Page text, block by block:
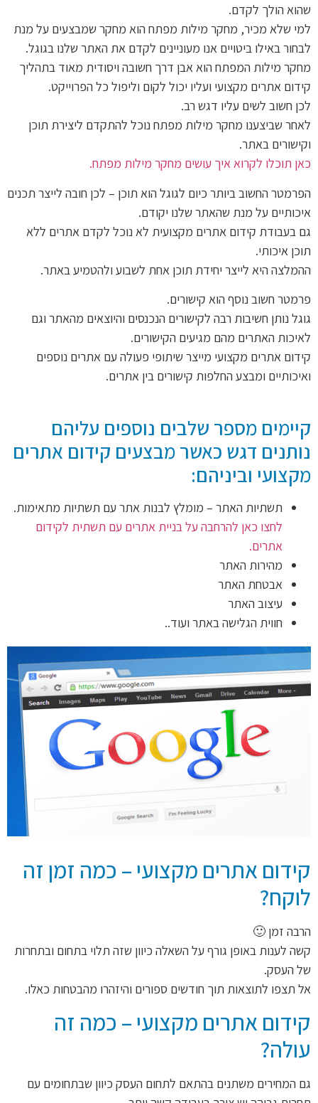
שהוא הולך לקדם.
למי שלא מכיר, מחקר מילות מפתח הוא מחקר שמבצעים על מנת
לבחור באילו ביטויים אנו מעוניינים לקדם את האתר שלנו בגוגל.
מחקר מילות המפתח הוא אבן דרך חשובה ויסודית מאוד בתהליך
קידום אתרים מקצועי ועליו יכול לקום וליפול כל הפרוייקט.
לכן חשוב לשים עליו דגש רב.
לאחר שביצענו מחקר מילות מפתח נוכל להתקדם ליצירת תוכן
וקישורים באתר.
כאן תוכלו לקרוא איך עושים מחקר מילות מפתח.
הפרמטר החשוב ביותר כיום לגוגל הוא תוכן – לכן חובה לייצר תכנים
איכותיים על מנת שהאתר שלנו יקודם.
גם בעבודת קידום אתרים מקצועית לא נוכל לקדם אתרים ללא
תוכן איכותי.
ההמלצה היא לייצר יחידת תוכן אחת לשבוע ולהטמיע באתר.
פרמטר חשוב נוסף הוא קישורים.
גוגל נותן חשיבות רבה לקישורים הנכנסים והיוצאים מהאתר וגם
לאיכות האתרים מהם מגיעים הקישורים.
קידום אתרים מקצועי מייצר שיתופי פעולה עם אתרים נוספים
ואיכותיים ומבצע החלפות קישורים בין אתרים.
קיימים מספר שלבים נוספים עליהם
נותנים דגש כאשר מבצעים קידום אתרים
מקצועי וביניהם:
תשתיות האתר – מומלץ לבנות אתר עם תשתיות מתאימות.
לחצו כאן להרחבה על בניית אתרים עם תשתית לקידום
אתרים.
מהירות האתר
אבטחת האתר
עיצוב האתר
חווית הגלישה באתר ועוד..
קידום אתרים מקצועי – כמה זמן זה
לוקח?
הרבה זמן 🙂
קשה לענות באופן גורף על השאלה כיוון שזה תלוי בתחום ובתחרות
של העסק.
אל תצפו לתוצאות תוך חודשים ספורים והיזהרו מהבטחות כאלו.
קידום אתרים מקצועי – כמה זה
עולה?
גם המחירים משתנים בהתאם לתחום העסק כיוון שבתחומים עם